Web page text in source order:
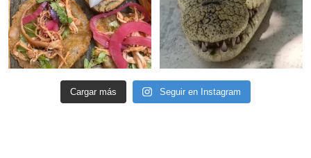
Cargar más Seguir en Instagram